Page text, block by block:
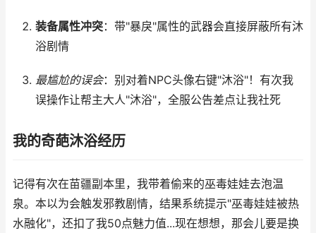
装备属性冲突：带"暴戾"属性的武器会直接屏蔽所有沐
浴剧情
最尴尬的误会：别对着NPC头像右键"沐浴"！有次我
误操作让帮主大人"沐浴"，全服公告差点让我社死
我的奇葩沐浴经历
记得有次在苗疆副本里，我带着偷来的巫毒娃娃去泡温
泉。本以为会触发邪教剧情，结果系统提示"巫毒娃娃被热
水融化"，还扣了我50点魅力值...现在想想，那会儿要是换